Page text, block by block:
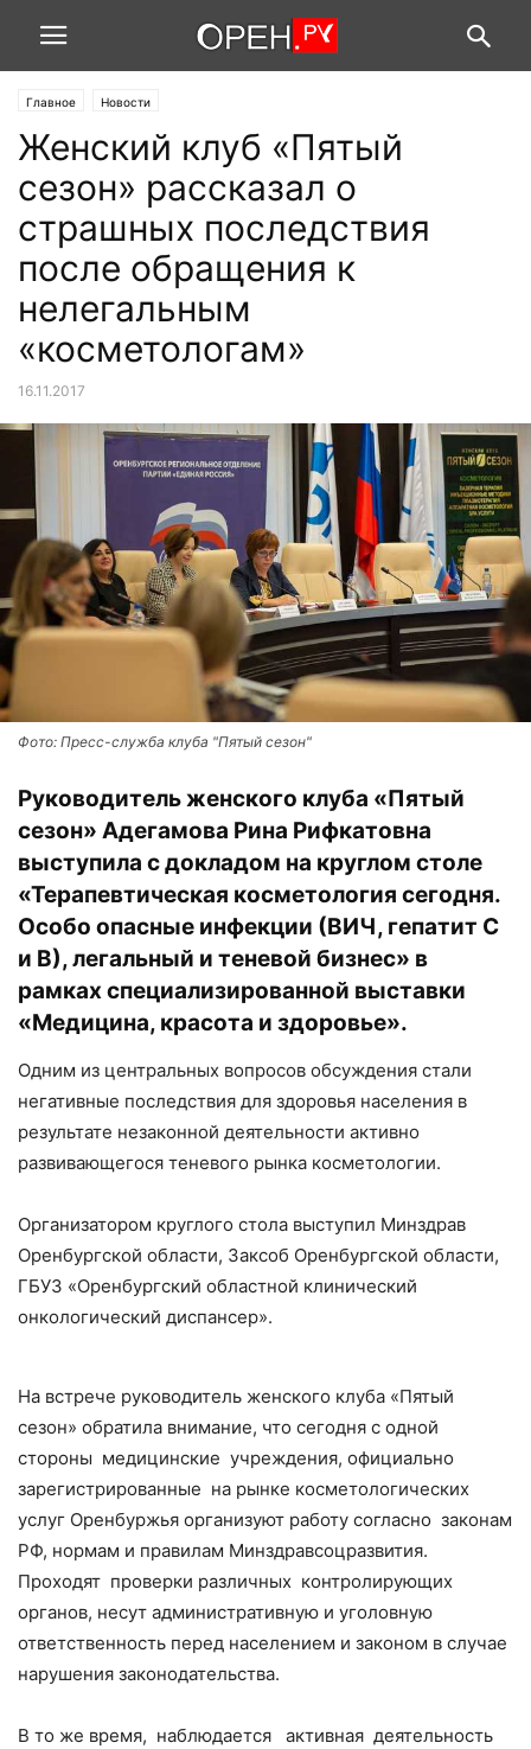
Главное Новости
Женский клуб «Пятый
сезон» рассказал о
страшных последствия
после обращения к
нелегальным
«косметологам»
16.11.2017
Фото: Пресс-служба клуба "Пятый сезон"
Руководитель женского клуба «Пятый
сезон» Адегамова Рина Рифкатовна
выступила с докладом на круглом столе
«Терапевтическая косметология сегодня.
Особо опасные инфекции (ВИЧ, гепатит С
и В), легальный и теневой бизнес» в
рамках специализированной выставки
«Медицина, красота и здоровье».
Одним из центральных вопросов обсуждения стали
негативные последствия для здоровья населения в
результате незаконной деятельности активно
развивающегося теневого рынка косметологии.
Организатором круглого стола выступил Минздрав
Оренбургской области, Заксоб Оренбургской области,
ГБУЗ «Оренбургский областной клинический
онкологический диспансер».
На встрече руководитель женского клуба «Пятый
сезон» обратила внимание, что сегодня с одной
стороны медицинские учреждения, официально
зарегистрированные на рынке косметологических
услуг Оренбуржья организуют работу согласно законам
РФ, нормам и правилам Минздравсоцразвития.
Проходят проверки различных контролирующих
органов, несут административную и уголовную
ответственность перед населением и законом в случае
нарушения законодательства.
В то же время, наблюдается активная деятельность